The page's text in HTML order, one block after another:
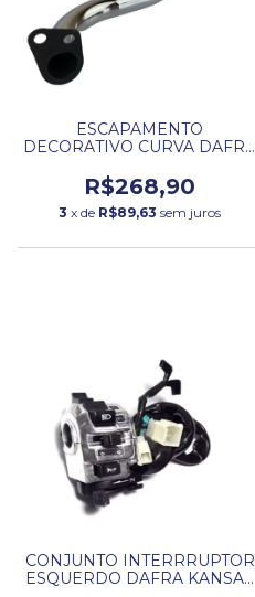
ESCAPAMENTO
DECORATIVO CURVA DAFRA
R$268,90
3 x de R$89,63 sem juros
CONJUNTO INTERRRUPTOR
ESQUERDO DAFRA KANSAS